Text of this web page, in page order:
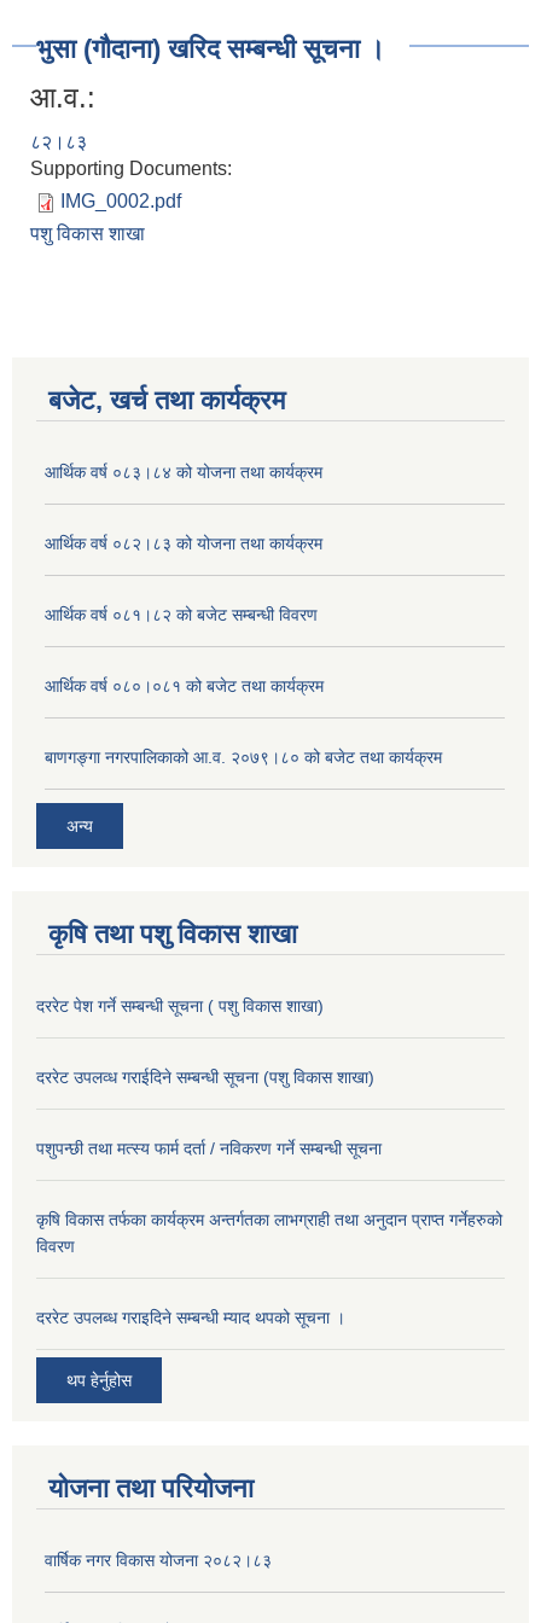
भुसा (गौदाना) खरिद सम्बन्धी सूचना ।
आ.व.:
८२।८३
Supporting Documents:
IMG_0002.pdf
पशु विकास शाखा
बजेट, खर्च तथा कार्यक्रम
आर्थिक वर्ष ०८३।८४ को योजना तथा कार्यक्रम
आर्थिक वर्ष ०८२।८३ को योजना तथा कार्यक्रम
आर्थिक वर्ष ०८१।८२ को बजेट सम्बन्धी विवरण
आर्थिक वर्ष ०८०।०८१ को बजेट तथा कार्यक्रम
बाणगङ्गा नगरपालिकाको आ.व. २०७९।८० को बजेट तथा कार्यक्रम
अन्य
कृषि तथा पशु विकास शाखा
दररेट पेश गर्ने सम्बन्धी सूचना ( पशु विकास शाखा)
दररेट उपलव्ध गराईदिने सम्बन्धी सूचना (पशु विकास शाखा)
पशुपन्छी तथा मत्स्य फार्म दर्ता / नविकरण गर्ने सम्बन्धी सूचना
कृषि विकास तर्फका कार्यक्रम अन्तर्गतका लाभग्राही तथा अनुदान प्राप्त गर्नेहरुको
विवरण
दररेट उपलब्ध गराइदिने सम्बन्धी म्याद थपको सूचना ।
थप हेर्नुहोस
योजना तथा परियोजना
वार्षिक नगर विकास योजना २०८२।८३